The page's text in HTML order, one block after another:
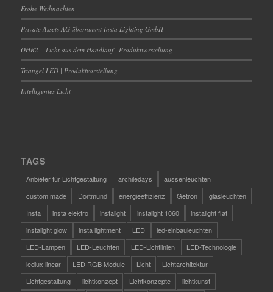
Frohe Weihnachten
Private Assets AG übernimmt Insta Lighting GmbH
OHR2 – Licht aus dem Handlauf | Produktvorstellung
Triangel LED | Produktvorstellung
Intelligentes Licht
TAGS
Anbieter für Lichtgestaltung archiledays
aussenleuchten
custom made
Dortmund energieeffizienz Getron
glasleuchten
Insta
insta elektro instalight instalight 1060
instalight flat
instalight glow
insta lightment LED
led-einbauleuchten
LED-Lampen
LED-Leuchten LED-Lichtlinien
LED-Technologie
ledlux linear
LED RGB Module Licht
Lichtarchitektur
Lichtgestaltung
lichtkonzept Lichtkonzepte
lichtkunst